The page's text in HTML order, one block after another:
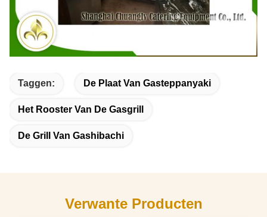
Taggen: De Plaat Van Gasteppanyaki
Het Rooster Van De Gasgrill
De Grill Van Gashibachi
Verwante Producten